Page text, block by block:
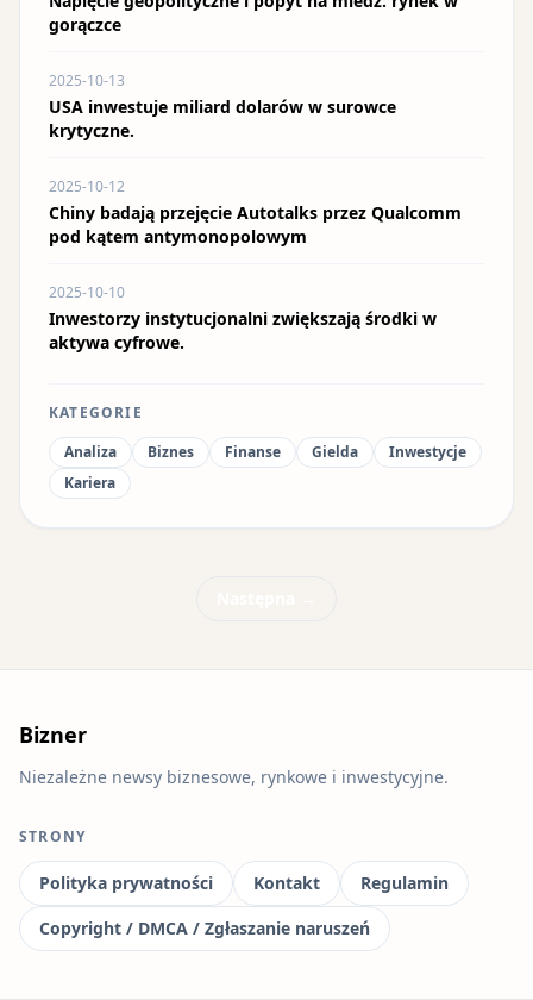
gorączce
2025-10-13
USA inwestuje miliard dolarów w surowce
krytyczne.
2025-10-12
Chiny badają przejęcie Autotalks przez Qualcomm
pod kątem antymonopolowym
2025-10-10
Inwestorzy instytucjonalni zwiększają środki w
aktywa cyfrowe.
KATEGORIE
Analiza
Biznes Finanse Gielda
Inwestycje
Kariera
Bizner
Niezależne newsy biznesowe, rynkowe i inwestycyjne.
STRONY
Polityka prywatności Kontakt
Regulamin
Copyright / DMCA / Zgłaszanie naruszeń